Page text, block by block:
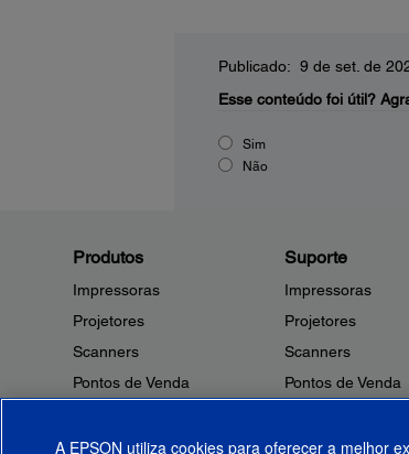
Publicado: 9 de set. de
Esse conteúdo foi útil?
Sim
Não
Produtos
Impressoras
Projetores
Scanners
Pontos de Venda
Microdispositivos
Suporte
Impressoras
Projetores
Scanners
Pontos de Venda
Outros Produtos
A EPSON utiliza cookies para oferecer a melhor